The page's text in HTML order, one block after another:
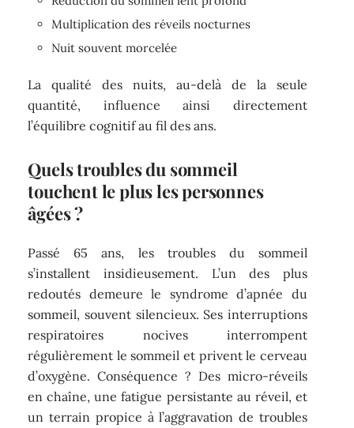
Multiplication des réveils nocturnes
Nuit souvent morcelée
La qualité des nuits, au-delà de la seule
quantité, influence ainsi directement
l’équilibre cognitif au fil des ans.
Quels troubles du sommeil
touchent le plus les personnes
âgées ?
Passé 65 ans, les troubles du sommeil
s’installent insidieusement. L’un des plus
redoutés demeure le syndrome d’apnée du
sommeil, souvent silencieux. Ses interruptions
respiratoires nocives interrompent
régulièrement le sommeil et privent le cerveau
d’oxygène. Conséquence ? Des micro-réveils
en chaîne, une fatigue persistante au réveil, et
un terrain propice à l’aggravation de troubles